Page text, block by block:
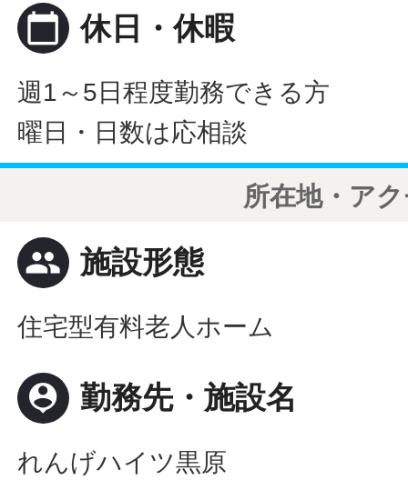
calendar_today 休日・休暇
週1～5日程度勤務できる方
曜日・日数は応相談
所在地・ア
people 施設形態
住宅型有料老人ホーム
person_pin 勤務先・施設名
れんげハイツ黒原